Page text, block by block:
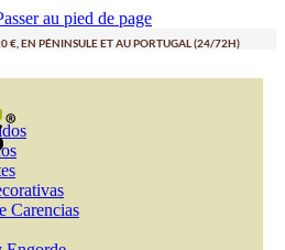
au pied de page
€, EN PÉNINSULE ET AU PORTUGAL (24/72H)
Carencias